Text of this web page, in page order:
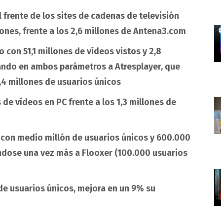
frente de los sites de cadenas de televisión
frente a los 2,6 millones de Antena3.com
51,1 millones de vídeos vistos y 2,8
en ambos parámetros a Atresplayer, que
millones de usuarios únicos
vídeos en PC frente a los 1,3 millones de
medio millón de usuarios únicos y 600.000
una vez más a Flooxer (100.000 usuarios
usuarios únicos, mejora en un 9% su